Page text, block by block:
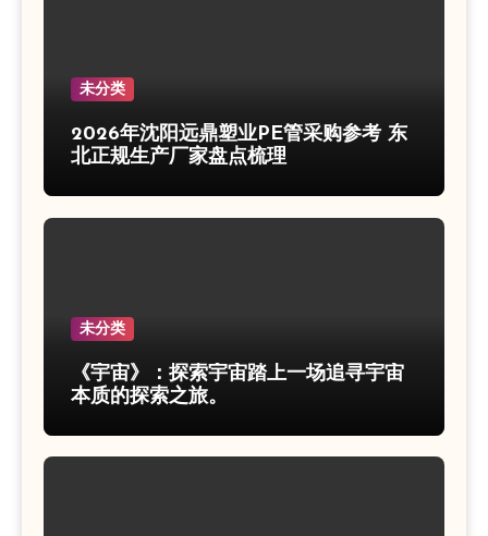
未分类
2026年沈阳远鼎塑业PE管采购参考 东
北正规生产厂家盘点梳理
未分类
《宇宙》：探索宇宙踏上一场追寻宇宙
本质的探索之旅。